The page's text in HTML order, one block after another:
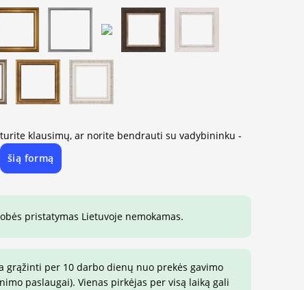
klausimų, ar norite bendrauti su vadybininku -
šią formą
pristatymas Lietuvoje nemokamas.
grąžinti per 10 darbo dienų nuo prekės gavimo
paslaugai). Vienas pirkėjas per visą laiką gali